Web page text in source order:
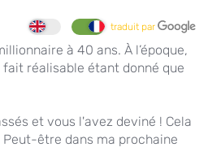
traduit par
à 40 ans. À l’époque,
réalisable étant donné que
et vous l'avez deviné ! Cela
Peut-être dans ma prochaine